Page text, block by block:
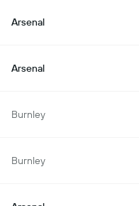
Arsenal
Arsenal
Burnley
Burnley